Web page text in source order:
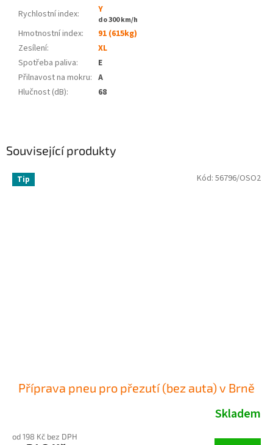
Související produkty
Tip
Příprava pneu pro přezutí (bez auta) v Brně
Skladem
od 198 Kč bez DPH
Kód: 56796/OSO2
Rychlostní index:
Y
do 300 km/h
Hmotnostní index:
91 (615kg)
Zesílení:
XL
Spotřeba paliva:
E
Přilnavost na mokru: A
Hlučnost (dB): 68